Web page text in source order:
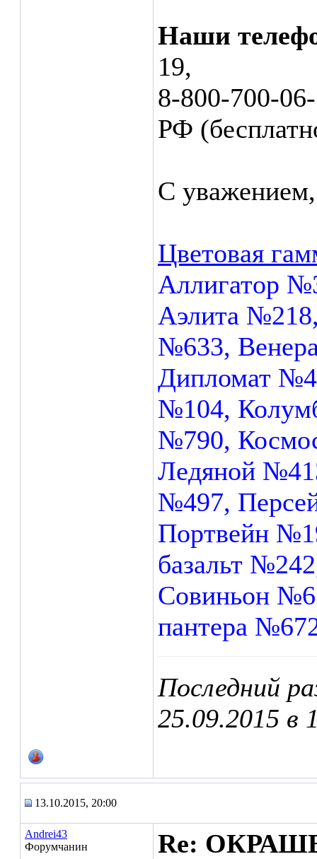
Наши
19,
8-800-700-
РФ
С
Цветовая
Аллигатор
Аэлита
№633,
Дипломат
№104,
№790,
Ледяной
№497,
Портвейн
базальт
Совиньон
пантера
Последний
25.09.2015 в
13.10.2015, 20:00
Andrei43
Форумчанин
Re: